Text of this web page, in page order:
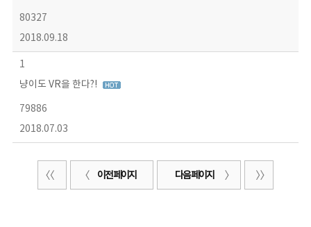
80327
2018.09.18
1
냥이도 VR을 한다?!
79886
2018.07.03
이전 페이지 다음 페이지